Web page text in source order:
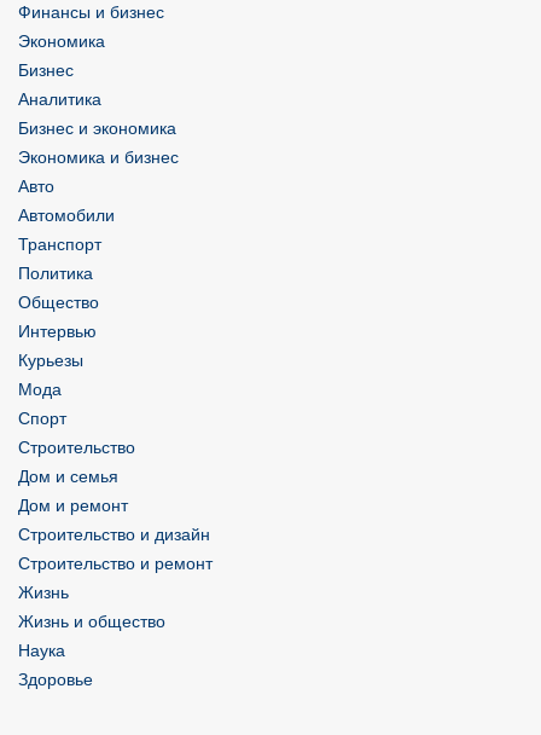
Финансы и бизнес
Экономика
Бизнес
Аналитика
Бизнес и экономика
Экономика и бизнес
Авто
Автомобили
Транспорт
Политика
Общество
Интервью
Курьезы
Мода
Спорт
Строительство
Дом и семья
Дом и ремонт
Строительство и дизайн
Строительство и ремонт
Жизнь
Жизнь и общество
Наука
Здоровье